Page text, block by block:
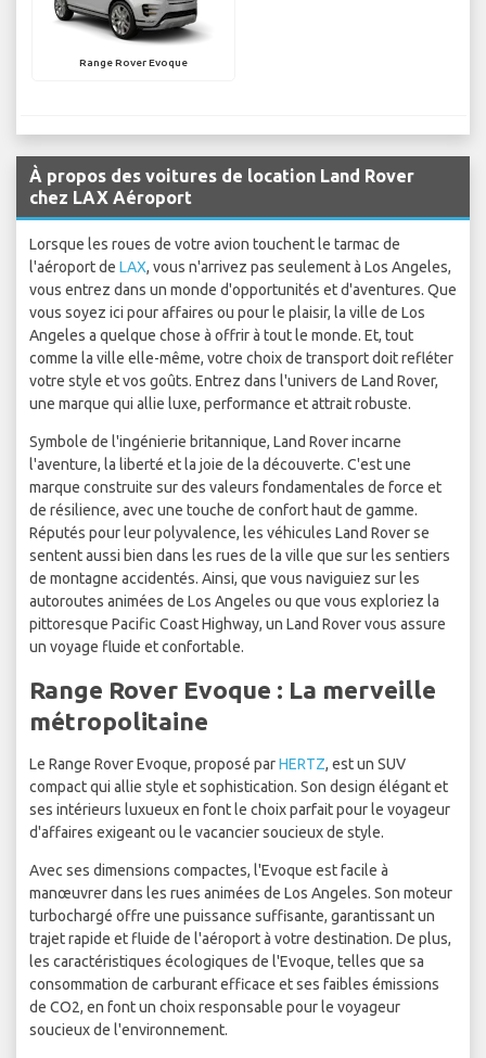
Range Rover Evoque
À propos des voitures de location Land Rover
chez LAX Aéroport
Lorsque les roues de votre avion touchent le tarmac de
l'aéroport de LAX, vous n'arrivez pas seulement à Los Angeles,
vous entrez dans un monde d'opportunités et d'aventures. Que
vous soyez ici pour affaires ou pour le plaisir, la ville de Los
Angeles a quelque chose à offrir à tout le monde. Et, tout
comme la ville elle-même, votre choix de transport doit refléter
votre style et vos goûts. Entrez dans l'univers de Land Rover,
une marque qui allie luxe, performance et attrait robuste.
Symbole de l'ingénierie britannique, Land Rover incarne
l'aventure, la liberté et la joie de la découverte. C'est une
marque construite sur des valeurs fondamentales de force et
de résilience, avec une touche de confort haut de gamme.
Réputés pour leur polyvalence, les véhicules Land Rover se
sentent aussi bien dans les rues de la ville que sur les sentiers
de montagne accidentés. Ainsi, que vous naviguiez sur les
autoroutes animées de Los Angeles ou que vous exploriez la
pittoresque Pacific Coast Highway, un Land Rover vous assure
un voyage fluide et confortable.
Range Rover Evoque : La merveille
métropolitaine
Le Range Rover Evoque, proposé parHERTZ, est un SUV
compact qui allie style et sophistication. Son design élégant et
ses intérieurs luxueux en font le choix parfait pour le voyageur
d'affaires exigeant ou le vacancier soucieux de style.
Avec ses dimensions compactes, l'Evoque est facile à
manœuvrer dans les rues animées de Los Angeles. Son moteur
turbochargé offre une puissance suffisante, garantissant un
trajet rapide et fluide de l'aéroport à votre destination. De plus,
les caractéristiques écologiques de l'Evoque, telles que sa
consommation de carburant efficace et ses faibles émissions
de CO2, en font un choix responsable pour le voyageur
soucieux de l'environnement.